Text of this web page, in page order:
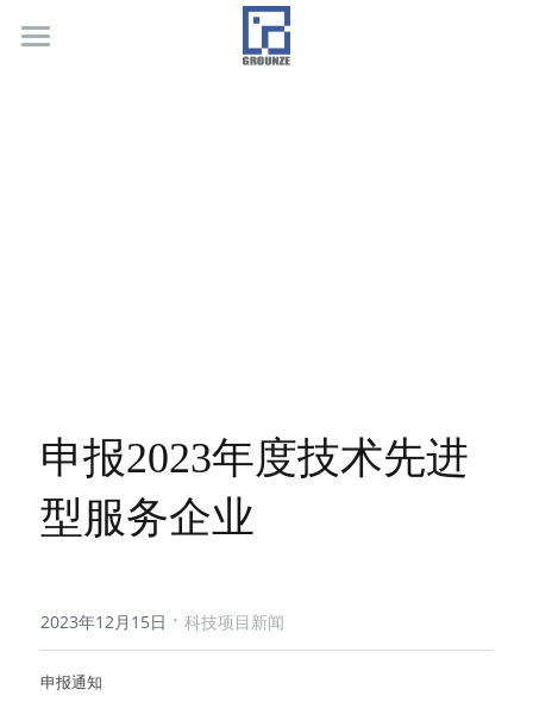
申报2023年度技术先进
型服务企业
2023年12月15日 · 科技项目新闻
申报通知